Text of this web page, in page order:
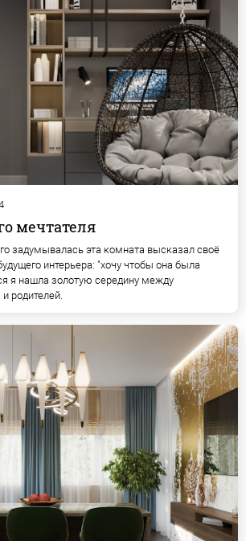
мечтателя
задумывалась эта комната высказал своё
интерьера: "хочу чтобы она была
я нашла золотую середину между
родителей.